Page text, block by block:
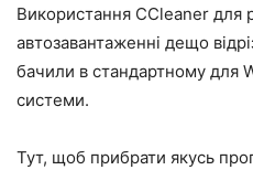
Використання CCleaner для
автозавантаженні дещо
бачили в стандартному для
системи.
Тут, щоб прибрати якусь